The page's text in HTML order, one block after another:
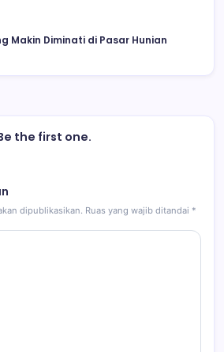
Makin Diminati di Pasar Hunian
the first one.
dipublikasikan. Ruas yang wajib ditandai *